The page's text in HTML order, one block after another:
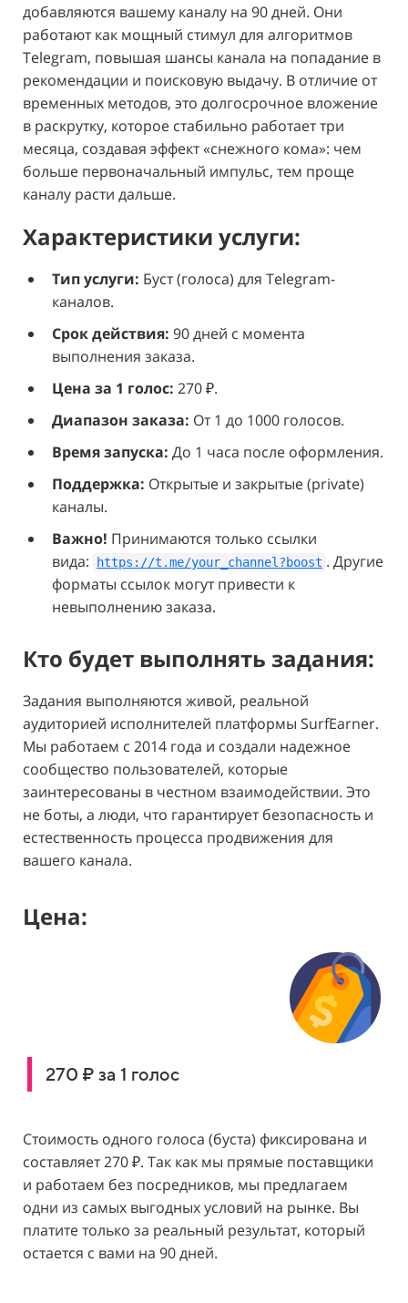
добавляются вашему каналу на 90 дней. Они
работают как мощный стимул для алгоритмов
Telegram, повышая шансы канала на попадание в
рекомендации и поисковую выдачу. В отличие от
временных методов, это долгосрочное вложение
в раскрутку, которое стабильно работает три
месяца, создавая эффект «снежного кома»: чем
больше первоначальный импульс, тем проще
каналу расти дальше.
Характеристики услуги:
Тип услуги: Буст (голоса) для Telegram-
каналов.
Срок действия: 90 дней с момента
выполнения заказа.
Цена за 1 голос: 270 ₽.
Диапазон заказа: От 1 до 1000 голосов.
Время запуска: До 1 часа после оформления.
Поддержка: Открытые и закрытые (private)
каналы.
Важно! Принимаются только ссылки
вида:
https://t.me/your_channel?boost . Другие
форматы ссылок могут привести к
невыполнению заказа.
Кто будет выполнять задания:
Задания выполняются живой, реальной
аудиторией исполнителей платформы SurfEarner.
Мы работаем с 2014 года и создали надежное
сообщество пользователей, которые
заинтересованы в честном взаимодействии. Это
не боты, а люди, что гарантирует безопасность и
естественность процесса продвижения для
вашего канала.
Цена:
270 ₽ за 1 голос
Стоимость одного голоса (буста) фиксирована и
составляет 270 ₽. Так как мы прямые поставщики
и работаем без посредников, мы предлагаем
одни из самых выгодных условий на рынке. Вы
платите только за реальный результат, который
остается с вами на 90 дней.